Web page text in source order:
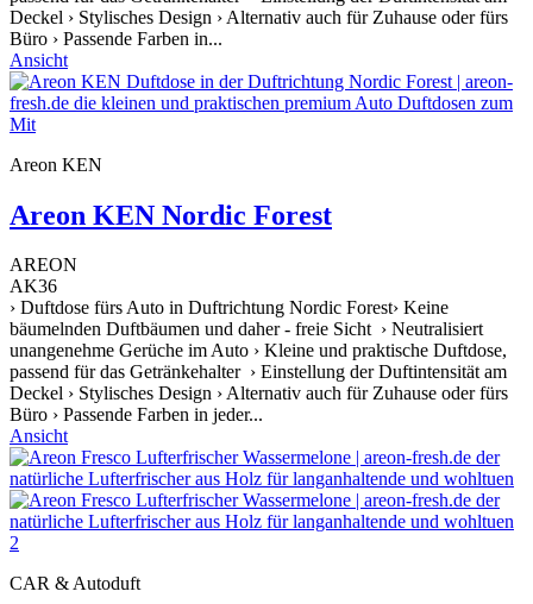
Deckel › Stylisches Design › Alternativ auch für Zuhause oder fürs
Büro › Passende Farben in...
Ansicht
Areon KEN
Areon KEN Nordic Forest
AREON
AK36
› Duftdose fürs Auto in Duftrichtung Nordic Forest› Keine
bäumelnden Duftbäumen und daher - freie Sicht › Neutralisiert
unangenehme Gerüche im Auto › Kleine und praktische Duftdose,
passend für das Getränkehalter › Einstellung der Duftintensität am
Deckel › Stylisches Design › Alternativ auch für Zuhause oder fürs
Büro › Passende Farben in jeder...
Ansicht
CAR & Autoduft